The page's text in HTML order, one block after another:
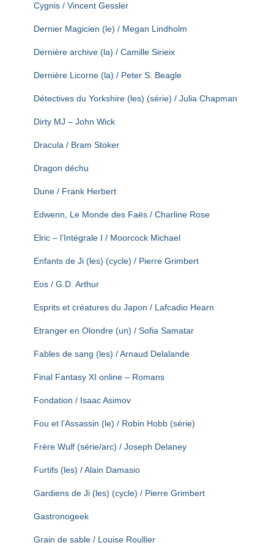
Cygnis / Vincent Gessler
Dernier Magicien (le) / Megan Lindholm
Dernière archive (la) / Camille Sirieix
Dernière Licorne (la) / Peter S. Beagle
Détectives du Yorkshire (les) (série) / Julia Chapman
Dirty MJ – John Wick
Dracula / Bram Stoker
Dragon déchu
Dune / Frank Herbert
Edwenn, Le Monde des Faës / Charline Rose
Elric – l’Intégrale I / Moorcock Michael
Enfants de Ji (les) (cycle) / Pierre Grimbert
Eos / G.D. Arthur
Esprits et créatures du Japon / Lafcadio Hearn
Etranger en Olondre (un) / Sofia Samatar
Fables de sang (les) / Arnaud Delalande
Final Fantasy XI online – Romans
Fondation / Isaac Asimov
Fou et l’Assassin (le) / Robin Hobb (série)
Frère Wulf (série/arc) / Joseph Delaney
Furtifs (les) / Alain Damasio
Gardiens de Ji (les) (cycle) / Pierre Grimbert
Gastronogeek
Grain de sable / Louise Roullier